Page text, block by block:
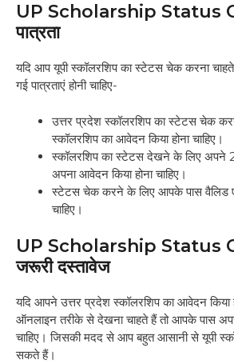
UP Scholarship Status
पात्रता
यदि आप यूपी स्कॉलरशिप का स्टेटस चेक करना
गई पात्रताएं होनी चाहिए-
उत्तर प्रदेश स्कॉलरशिप का स्टेटस चेक
स्कॉलरशिप का आवेदन किया होना चाहिए।
स्कॉलरशिप का स्टेटस देखने के लिए
अपना आवेदन किया होना चाहिए।
स्टेटस चेक करने के लिए आपके पास वैलिड
चाहिए।
UP Scholarship Status
जरूरी दस्तावेज
यदि आपने उत्तर प्रदेश स्कॉलरशिप का आवेदन
ऑनलाइन तरीके से देखना चाहते हैं तो आपके पास
चाहिए। जिसकी मदद से आप बहुत आसानी से यूपी
सकते हैं।